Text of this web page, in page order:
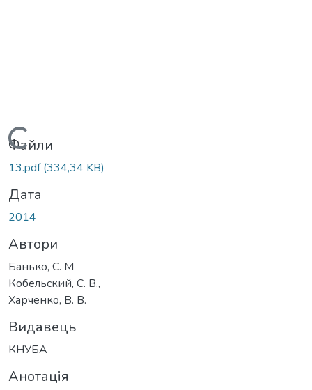
Вантажиться...
Файли
13.pdf(334,34 KB)
Дата
2014
Автори
Банько, С. М
Кобельский, С. В.,
Харченко, В. В.
Видавець
КНУБА
Анотація